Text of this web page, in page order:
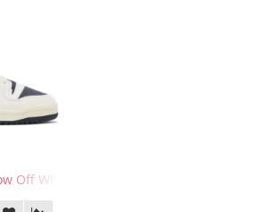
Off White Collegiate Navy